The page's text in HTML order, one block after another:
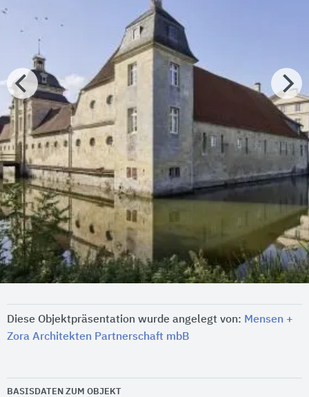
Diese Objektpräsentation wurde angelegt von: Mensen +
Zora Architekten Partnerschaft mbB
BASISDATEN ZUM OBJEKT